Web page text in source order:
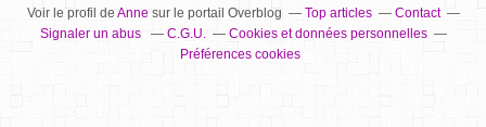
Voir le profil de Annesur le portail Overblog Top articles
Contact
Signaler un abus
C.G.U.
Cookies et données personnelles
Préférences cookies